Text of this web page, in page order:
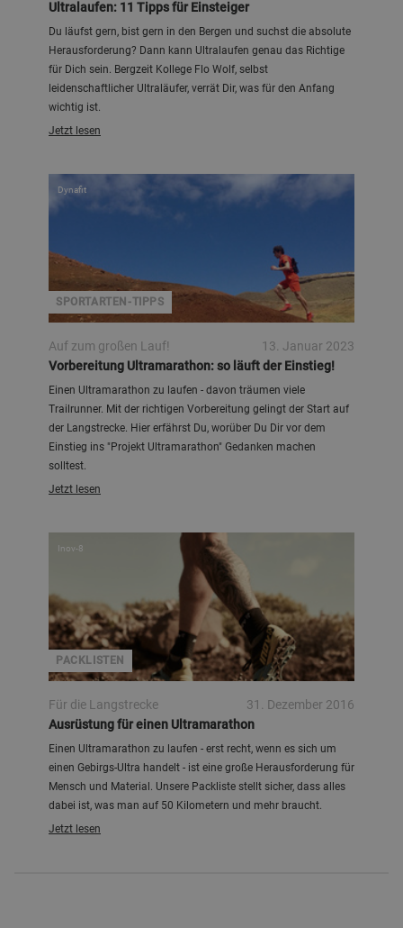
Ultralaufen: 11 Tipps für Einsteiger
Du läufst gern, bist gern in den Bergen und suchst die absolute
Herausforderung? Dann kann Ultralaufen genau das Richtige
für Dich sein. Bergzeit Kollege Flo Wolf, selbst
leidenschaftlicher Ultraläufer, verrät Dir, was für den Anfang
wichtig ist.
Jetzt lesen
SPORTARTEN-TIPPS
Dynafit
Auf zum großen Lauf!
13. Januar 2023
Vorbereitung Ultramarathon: so läuft der Einstieg!
Einen Ultramarathon zu laufen - davon träumen viele
Trailrunner. Mit der richtigen Vorbereitung gelingt der Start auf
der Langstrecke. Hier erfährst Du, worüber Du Dir vor dem
Einstieg ins "Projekt Ultramarathon" Gedanken machen
solltest.
Jetzt lesen
PACKLISTEN
Inov-8
Für die Langstrecke
31. Dezember 2016
Ausrüstung für einen Ultramarathon
Einen Ultramarathon zu laufen - erst recht, wenn es sich um
einen Gebirgs-Ultra handelt - ist eine große Herausforderung für
Mensch und Material. Unsere Packliste stellt sicher, dass alles
dabei ist, was man auf 50 Kilometern und mehr braucht.
Jetzt lesen